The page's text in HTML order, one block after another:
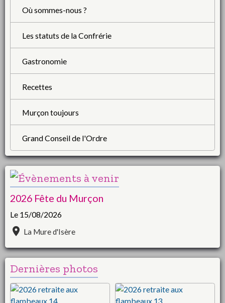
Où sommes-nous ?
Les statuts de la Confrérie
Gastronomie
Recettes
Murçon toujours
Grand Conseil de l'Ordre
2026 Fête du Murçon
Le 15/08/2026
La Mure d'Isère
Dernières photos